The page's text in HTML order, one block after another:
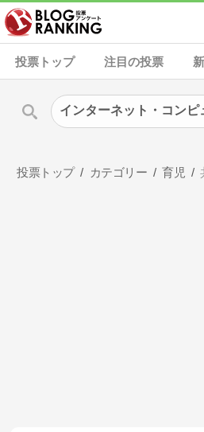
投票トップ 注目の投票
投票トップ カテゴリー 育児
インターネット・コンピ